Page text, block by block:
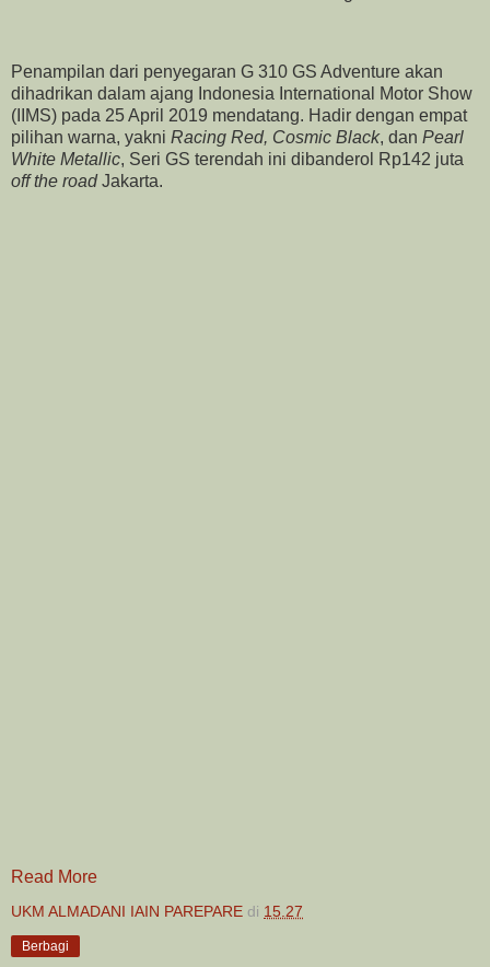
Penampilan dari penyegaran G 310 GS Adventure akan
dihadrikan dalam ajang Indonesia International Motor Show
(IIMS) pada 25 April 2019 mendatang. Hadir dengan empat
pilihan warna, yakni Racing Red, Cosmic Black, dan Pearl
White Metallic, Seri GS terendah ini dibanderol Rp142 juta
off the roadJakarta.
Read More
UKM ALMADANI IAIN PAREPARE di 15.27
Berbagi